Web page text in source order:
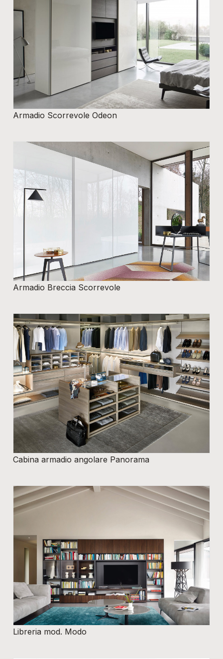
Armadio Scorrevole Odeon
Armadio Breccia Scorrevole
Cabina armadio angolare Panorama
Libreria mod. Modo